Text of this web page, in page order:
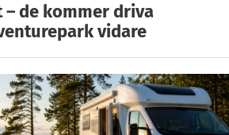
de kommer driva
vidare